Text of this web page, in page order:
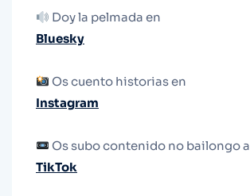
Doy la pelmada en
Bluesky
Os cuento historias en
Instagram
Os subo contenido no bailongo a
TikTok